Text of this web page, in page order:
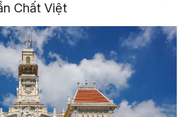
Chất Việt